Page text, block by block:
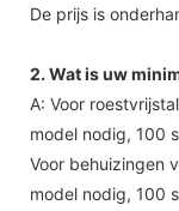
De prijs is
2. Wat is uw
A: Voor
model nodig, 100
Voor behuizingen
model nodig, 100